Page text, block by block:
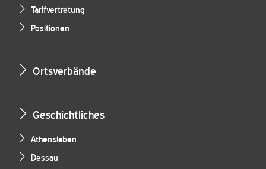
Tarifvertretung
Positionen
Ortsverbände
Geschichtliches
Athensleben
Dessau